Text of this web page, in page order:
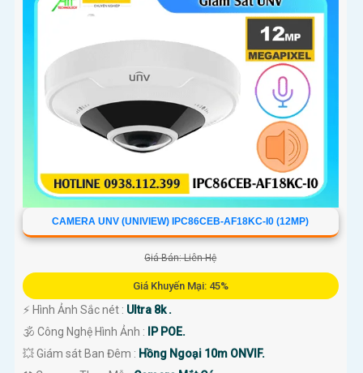
CAMERA UNV (UNIVIEW) IPC86CEB-AF18KC-I0 (12MP)
Giá Bán: Liên Hệ
Giá Khuyến Mại: 45%
️⚡ Hình Ảnh Sắc nét : Ultra 8k .
🕉️ Công Nghệ Hình Ảnh :
IP POE.
💥 Giám sát Ban Đêm : Hồng Ngoại 10m ONVIF.